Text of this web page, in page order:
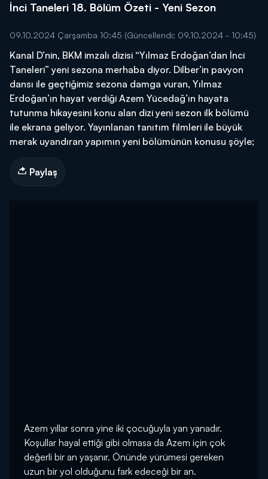
İnci Taneleri 18. Bölüm Özeti - Yeni Sezon
09.10.2024 Çarşamba 10:45 (Güncellendi: 09.10.2024 - 10:45)
Kanal D’nin, BKM imzalı dizisi “Yılmaz Erdoğan’dan İnci
Taneleri” yeni sezona merhaba diyor. Dilber’in pavyon
dansı ile geçtiğimiz sezona damga vuran, Yılmaz
Erdoğan’ın hayat verdiği Azem Yücedağ’ın hayata
tutunma hikayesini konu alan dizi yeni sezon ilk bölümü
ile ekrana geliyor. Yayınlanan tanıtım filmleri ile büyük
merak uyandıran yapımın yeni bölümünün konusu şöyle;
Paylaş
Azem yıllar sonra yine iki çocuğuyla yan yanadır.
Koşullar hayal ettiği gibi olmasa da Azem için çok
değerli bir an yaşanır. Önünde yürümesi gereken
uzun bir yol olduğunu fark edeceği bir an.